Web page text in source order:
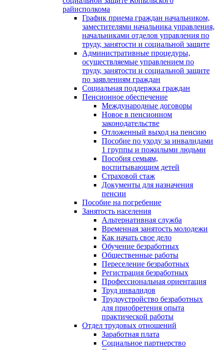
райисполкома
График приема граждан начальником,
заместителями начальника управления,
начальниками отделов управления по
труду, занятости и социальной защите
Административные процедуры,
осуществляемые управлением по
труду, занятости и социальной защите
по заявлениям граждан
Социальная поддержка граждан
Пенсионное обеспечение
Международные договоры
Новое в пенсионном
законодательстве
Отложенный выход на пенсию
Пособие по уходу за инвалидами
1 группы и пожилыми людьми
Пособия семьям,
воспитывающим детей
Страховой стаж
Документы для назначения
пенсии
Пособие на погребение
Занятость населения
Альтернативная служба
Временная занятость молодежи
Как начать свое дело
Обучение безработных
Общественные работы
Переселение безработных
Регистрация безработных
Профессиональная ориентация
Труд инвалидов
Трудоустройство безработных
для приобретения опыта
практической работы
Отдел трудовых отношений
Заработная плата
Социальное партнерство